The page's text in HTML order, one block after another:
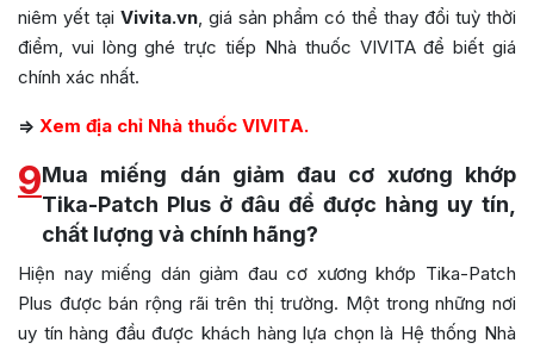
niêm yết tại Vivita.vn , giá sản phẩm có thể thay đổi tuỳ thời
điểm, vui lòng ghé trực tiếp Nhà thuốc VIVITA để biết giá
chính xác nhất.
=> Xem địa chỉ Nhà thuốc VIVITA.
9Mua miếng dán giảm đau cơ xương khớp
Tika-Patch Plus ở đâu để được hàng uy tín,
chất lượng và chính hãng?
Hiện nay miếng dán giảm đau cơ xương khớp Tika-Patch
Plus được bán rộng rãi trên thị trường. Một trong những nơi
uy tín hàng đầu được khách hàng lựa chọn là Hệ thống Nhà